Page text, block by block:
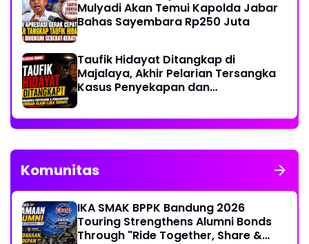
Mulyadi Akan Temui Kapolda Jabar
Bahas Sayembara Rp250 Juta
Taufik Hidayat Ditangkap di
Majalaya, Akhir Pelarian Tersangka
Kasus Penyekapan dan
Komunitas
IKA SMAK BPPK Bandung 2026
Touring Strengthens Alumni Bonds
Through "Ride Together, Share &